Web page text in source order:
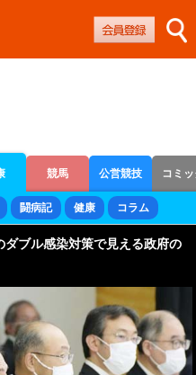
競馬 公営競技 コミ
闘病記 健康 コラム
ブル感染対策で見える政府の